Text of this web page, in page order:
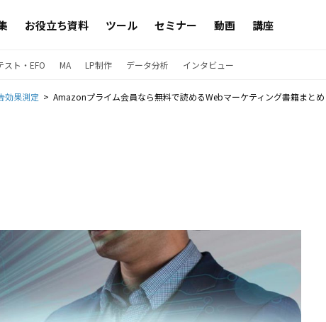
お役立ち資料 ツール セミナー 動画 講座
スト・EFO MA LP制作 データ分析 インタビュー
効果測定 Amazonプライム会員なら無料で読めるWebマーケティング書籍まとめ